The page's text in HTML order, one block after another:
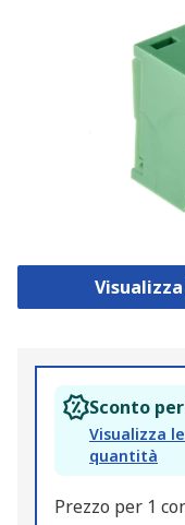
Sconto
Visualizza
quantità
Prezzo per 1